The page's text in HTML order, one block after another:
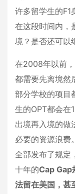
许多留学生的F1
在这段时间内，
境？是否还可以
在2008年以前，
都需要先离境然
部分学校的项目
生的OPT都会在
出境再入境的做
必要的资源浪费
全部发布了规定
十年的Cap Gap
法留在美国，甚